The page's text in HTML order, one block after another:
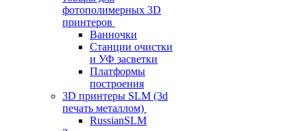
фотополимерных 3D
принтеров
Ванночки
Станции очистки
и УФ засветки
Платформы
построения
3D принтеры SLM (3d
печать металлом)
RussianSLM